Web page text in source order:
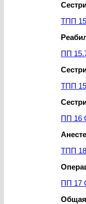
ТПП 15
ПП
ТПП
ПП 16
ТПП 18
ПП 17
Общая